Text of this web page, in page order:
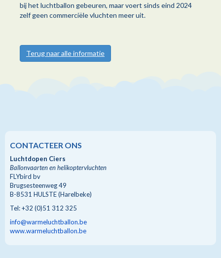
bij het luchtballon gebeuren, maar voert sinds eind 2024
zelf geen commerciële vluchten meer uit.
Terug naar alle informatie
CONTACTEER ONS
Luchtdopen Ciers
Ballonvaarten en helikoptervluchten
FLYbird bv
Brugsesteenweg 49
B-8531 HULSTE (Harelbeke)
Tel: +32 (0)51 312 325
info@warmeluchtballon.be
www.warmeluchtballon.be